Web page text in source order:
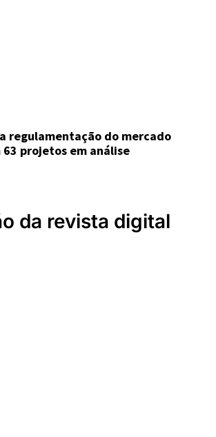
regulamentação do mercado
projetos em análise
da revista digital